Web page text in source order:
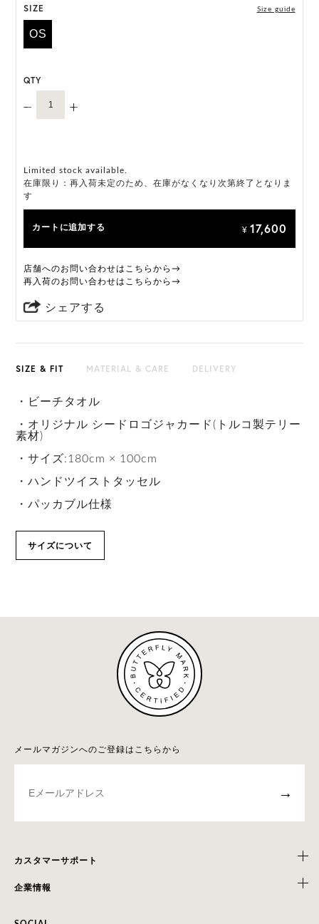
SIZE Size guide
OS
QTY
Limited stock available.
在庫限り：再入荷未定のため、在庫がなくなり次第終了となりま
す
カートに追加する ¥ 17,600
店舗へのお問い合わせはこちらから→
再入荷のお問い合わせはこちらから→
シェアする
SIZE & FIT MATERIAL & CARE DELIVERY
・ビーチタオル
・オリジナル シードロゴジャカード(トルコ製テリー
素材)
・サイズ:180cm × 100cm
・ハンドツイストタッセル
・パッカブル仕様
サイズについて
メールマガジンへのご登録はこちらから
→
カスタマーサポート
企業情報